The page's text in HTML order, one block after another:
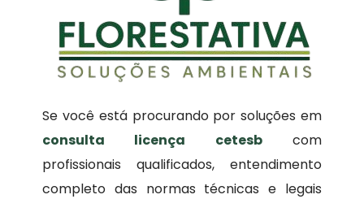
Se você está procurando por soluções em
consulta licença cetesbcom
profissionais qualificados, entendimento
completo das normas técnicas e legais